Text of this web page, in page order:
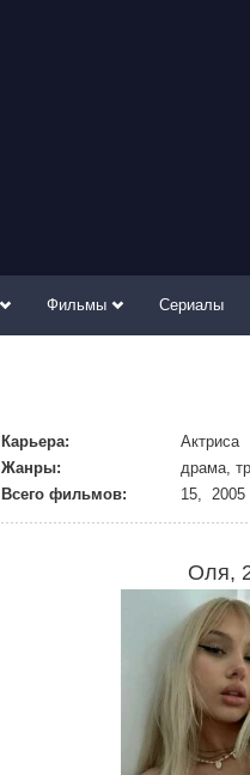
Фильмы Сериалы
Карьера:
Актриса
Жанры:
драма,
Всего фильмов:
15, 2005
Оля,